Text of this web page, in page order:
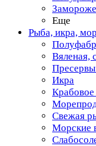
Еще
Рыба, икра,
Вяленая,
Икра
Свежая
Морские